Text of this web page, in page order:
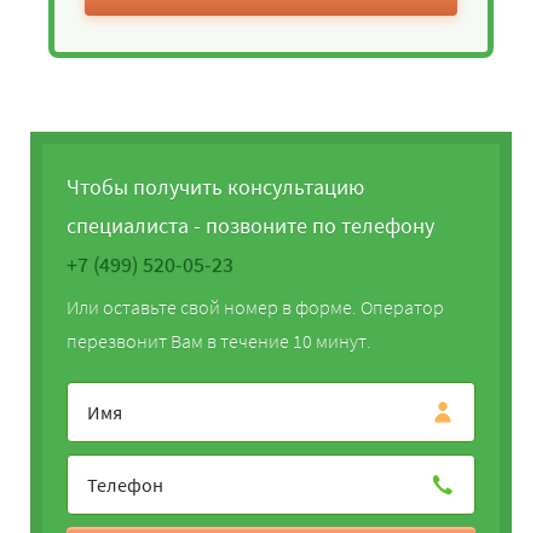
Чтобы получить консультацию
специалиста - позвоните по телефону
+7 (499) 520-05-23
Или оставьте свой номер в форме. Оператор
перезвонит Вам в течение 10 минут.